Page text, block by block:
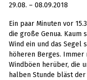
29.08. – 08.09.2018
Ein paar Minuten vor
die große Genua. Kaum
Wind ein und das Segel
höheren Berges.
Windböen herüber, die
halben Stunde bläst der